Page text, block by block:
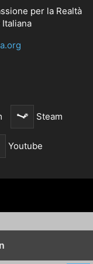
per la Realtà
Steam
Youtube